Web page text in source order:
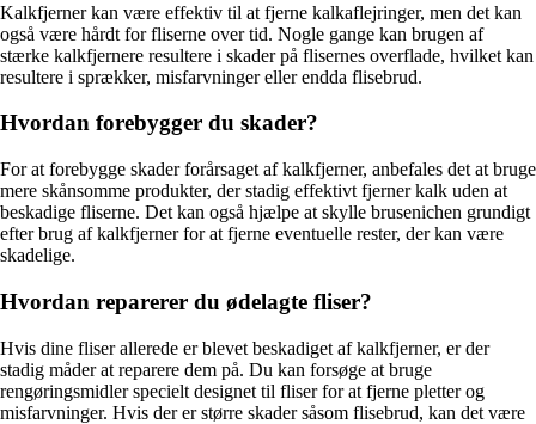
Kalkfjerner kan være effektiv til at fjerne kalkaflejringer, men det kan
også være hårdt for fliserne over tid. Nogle gange kan brugen af
stærke kalkfjernere resultere i skader på flisernes overflade, hvilket kan
resultere i sprækker, misfarvninger eller endda flisebrud.
Hvordan forebygger du skader?
For at forebygge skader forårsaget af kalkfjerner, anbefales det at bruge
mere skånsomme produkter, der stadig effektivt fjerner kalk uden at
beskadige fliserne. Det kan også hjælpe at skylle brusenichen grundigt
efter brug af kalkfjerner for at fjerne eventuelle rester, der kan være
skadelige.
Hvordan reparerer du ødelagte fliser?
Hvis dine fliser allerede er blevet beskadiget af kalkfjerner, er der
stadig måder at reparere dem på. Du kan forsøge at bruge
rengøringsmidler specielt designet til fliser for at fjerne pletter og
misfarvninger. Hvis der er større skader såsom flisebrud, kan det være